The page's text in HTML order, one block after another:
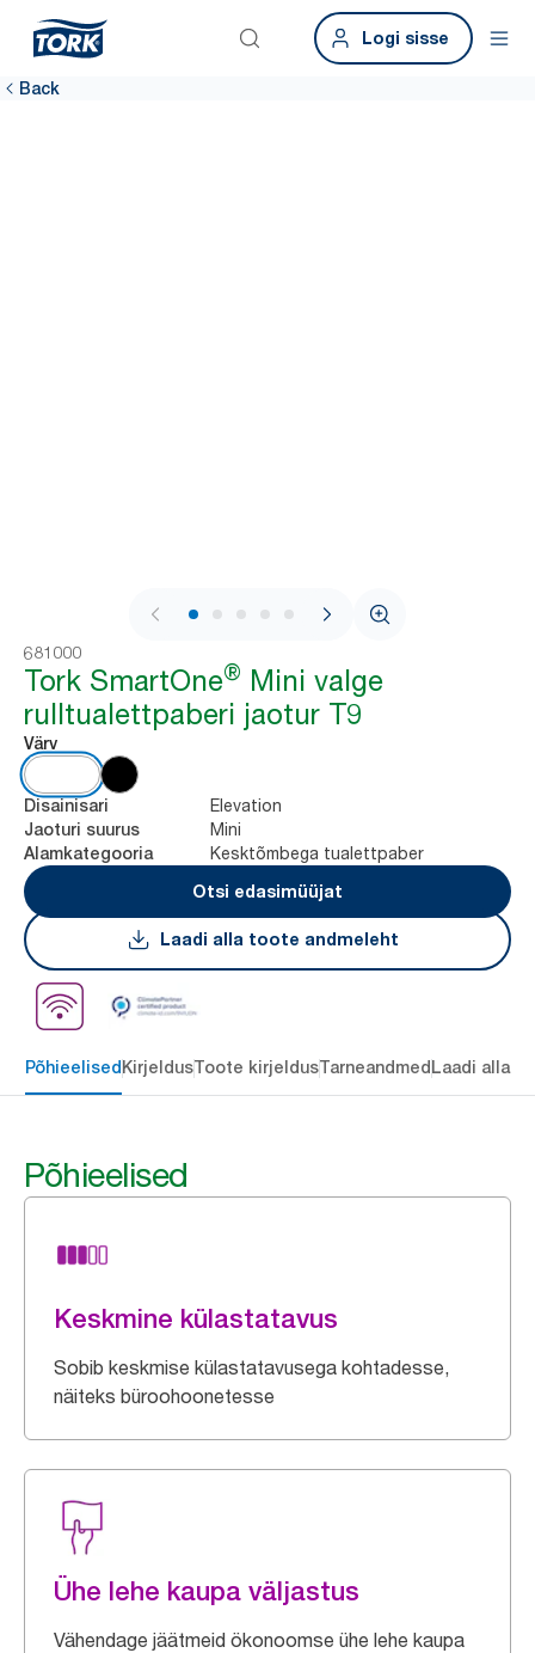
Logi sisse
Back
1 / 9
681000
Tork SmartOne® Mini valge
rulltualettpaberi jaotur T9
Värv
Disainisari Elevation
Jaoturi suurus Mini
Alamkategooria
Kesktõmbega tualettpaber
Otsi edasimüüjat
Laadi alla toote andmeleht
Põhieelised KirjeldusToote kirjeldusTarneandmed Laadi alla
Põhieelised
Keskmine külastatavus
Sobib keskmise külastatavusega kohtadesse,
näiteks büroohoonetesse
Ühe lehe kaupa väljastus
Vähendage jäätmeid ökonoomse ühe lehe kaupa